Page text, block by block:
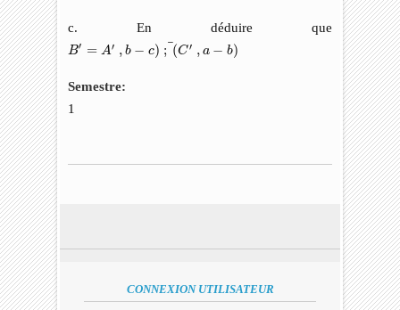
c. En déduire que
B′ = ¯
A′ , b − c) ; (C′ , a − b)
B′ b c C a− b)¯
Semestre:
1
CONNEXION UTILISATEUR